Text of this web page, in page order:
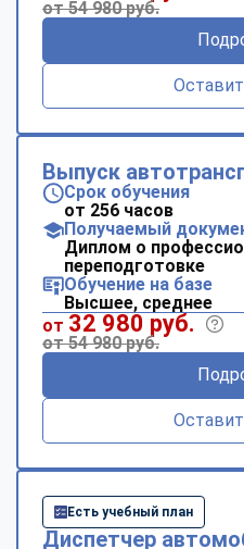
от 54 980 руб.
Выпуск
Срок обучения
от 256 часов
Получаемый
Диплом о
переподготовке
Обучение на базе
Высшее, среднее
от 32 980 руб.
от 54 980 руб.
Есть учебный план
Диспетчер